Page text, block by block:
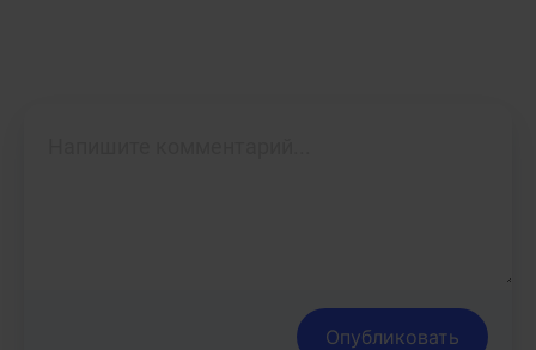
Опубликовать